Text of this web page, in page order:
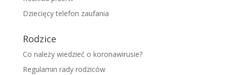
Dziecięcy telefon zaufania
Rodzice
Co należy wiedzieć o koronawirusie?
Regulamin rady rodziców